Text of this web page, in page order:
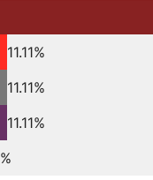
11.11%
11.11%
11.11%